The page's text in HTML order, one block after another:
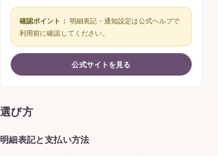
確認ポイント： 明細表記・通知設定は公式ヘルプで
利用前に確認してください。
公式サイトを見る
選び方
明細表記と支払い方法